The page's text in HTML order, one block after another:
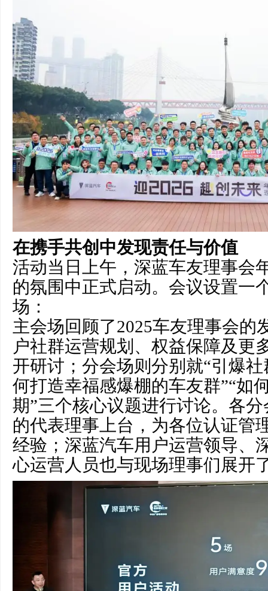
在携手共创中发现责任与价值
活动当日上午，深蓝车友理事会
的氛围中正式启动。会议设置一
场：
主会场回顾了2025车友理事会的
户社群运营规划、权益保障及更
开研讨；分会场则分别就“引爆
何打造幸福感爆棚的车友群”“如
期”三个核心议题进行讨论。各
的代表理事上台，为各位认证管
经验；深蓝汽车用户运营领导、
心运营人员也与现场理事们展开